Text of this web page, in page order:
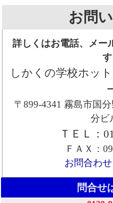
お問
詳しくはお電話、メー
す
しかくの学校ホッ
〒899-4341 霧島市国
分ビ
ＴＥＬ：
ＦＡＸ：
お問合わ
問合せ